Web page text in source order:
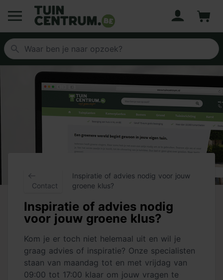
Logo Tuincentrum.be
Contact
Inspiratie of advies nodig voor jouw
groene klus?
Inspiratie of advies nodig
voor jouw groene klus?
Kom je er toch niet helemaal uit en wil je
graag advies of inspiratie? Onze specialisten
staan van maandag tot en met vrijdag van
09:00 tot 17:00 klaar om jouw vragen te